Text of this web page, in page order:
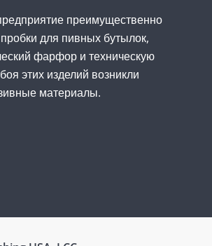
преимущественно
для пивных бутылок,
фарфор и техническую
этих изделий возникли
материалы.